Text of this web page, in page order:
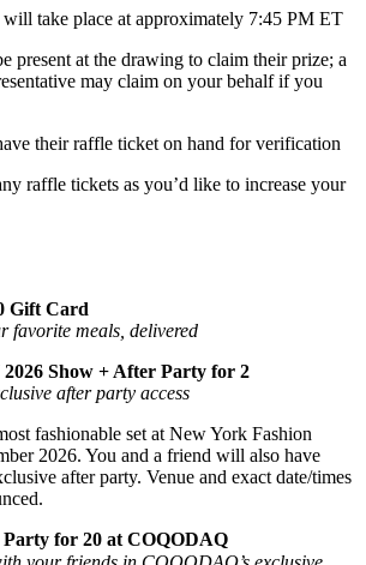
take place at approximately 7:45 PM ET
present at the drawing to claim their prize; a
may claim on your behalf if you
their raffle ticket on hand for verification
raffle tickets as you’d like to increase your
Gift Card
favorite meals, delivered
Show + After Party for 2
after party access
fashionable set at New York Fashion
2026. You and a friend will also have
after party. Venue and exact date/times
for 20 at COQODAQ